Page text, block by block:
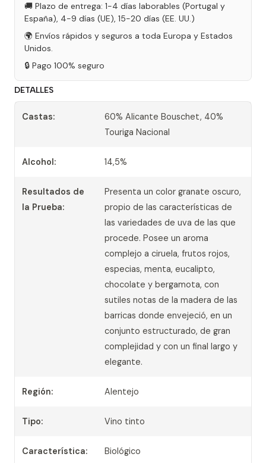
🚚 Plazo de entrega: 1-4 días laborables (Portugal y
España), 4-9 días (UE), 15-20 días (EE. UU.)
🌍 Envíos rápidos y seguros a toda Europa y Estados
Unidos.
🔒 Pago 100% seguro
DETALLES
Castas:
60% Alicante Bouschet, 40%
Touriga Nacional
Alcohol: 14,5%
Resultados de
la Prueba:
Presenta un color granate oscuro,
propio de las características de
las variedades de uva de las que
procede. Posee un aroma
complejo a ciruela, frutos rojos,
especias, menta, eucalipto,
chocolate y bergamota, con
sutiles notas de la madera de las
barricas donde envejeció, en un
conjunto estructurado, de gran
complejidad y con un final largo y
elegante.
Región: Alentejo
Tipo: Vino tinto
Característica: Biológico